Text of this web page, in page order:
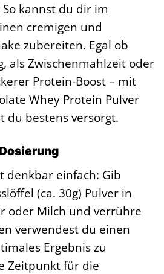
kannst du dir im
cremigen und
zubereiten. Egal ob
als Zwischenmahlzeit oder
Protein-Boost – mit
Whey Protein Pulver
du bestens versorgt.
denkbar einfach: Gib
(ca. 30g) Pulver in
oder Milch und verrühre
verwendest du einen
Ergebnis zu
Zeitpunkt für die